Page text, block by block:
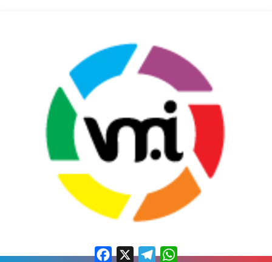
Facebook
X Telegram